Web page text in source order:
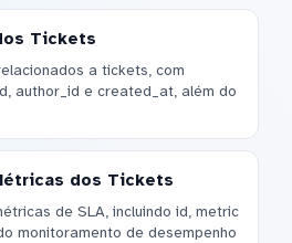
Tickets
a tickets, com
author_id e created_at, além do
dos Tickets
de SLA, incluindo id, metric
monitoramento de desempenho